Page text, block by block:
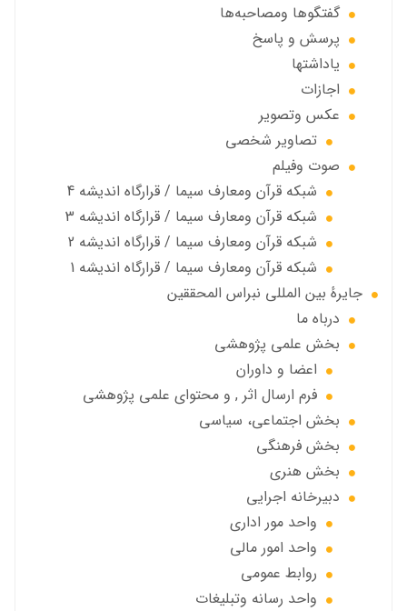
گفتگوها ومصاحبه‌ها
پرسش و پاسخ
یاداشتها
اجازات
عكس وتصوير
تصاوير شخصى
صوت وفیلم
شبكه قرآن ومعارف سيما / قرارگاه انديشه 4
شبكه قرآن ومعارف سيما / قرارگاه انديشه 3
شبكه قرآن ومعارف سيما / قرارگاه انديشه 2
شبكه قرآن ومعارف سيما / قرارگاه انديشه 1
جايرهٔ بین المللی نبراس المحققین
درباه ما
بخش علمی پژوهشی
اعضا و داوران
فرم ارسال اثر , و محتوای علمی پژوهشی
بخش اجتماعی، سياسي
بخش فرهنگی
بخش هنری
دبیرخانه اجرایی
واحد مور اداری
واحد امور مالی
روابط عمومی
واحد رسانه وتبلیغات